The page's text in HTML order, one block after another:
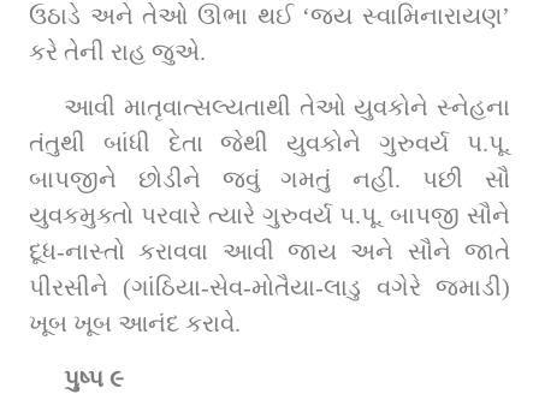
ઉઠાડે અને તેઓ ઊભા થઈ ‘જય સ્વામિનારાયણ’
કરે તેની રાહ જુએ.
આવી માતૃવાત્સલ્યતાથી તેઓ યુવકોને સ્નેહના
તંતુથી બાંધી દેતા જેથી યુવકોને ગુરુવર્ય પ.પૂ.
બાપજીને છોડીને જવું ગમતું નહીં. પછી સૌ
યુવકમુક્તો પરવારે ત્યારે ગુરુવર્ય પ.પૂ. બાપજી સૌને
દૂધ-નાસ્તો કરાવવા આવી જાય અને સૌને જાતે
પીરસીને (ગાંઠિયા-સેવ-મોતૈયા-લાડુ વગેરે જમાડી)
ખૂબ ખૂબ આનંદ કરાવે.
પુષ્પ ૯